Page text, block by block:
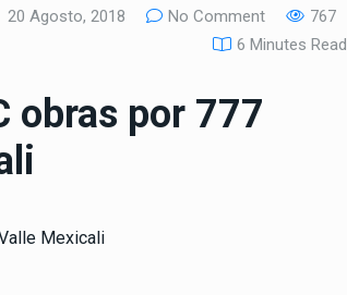
20 Agosto, 2018 No Comment
767
6 Minutes Read
obras por 777